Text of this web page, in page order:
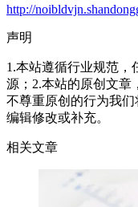
http://
声明
1.本站遵循行业规范，
源；2.本站的原创文章
不尊重原创的行为我
编辑修改或补充。
相关文章